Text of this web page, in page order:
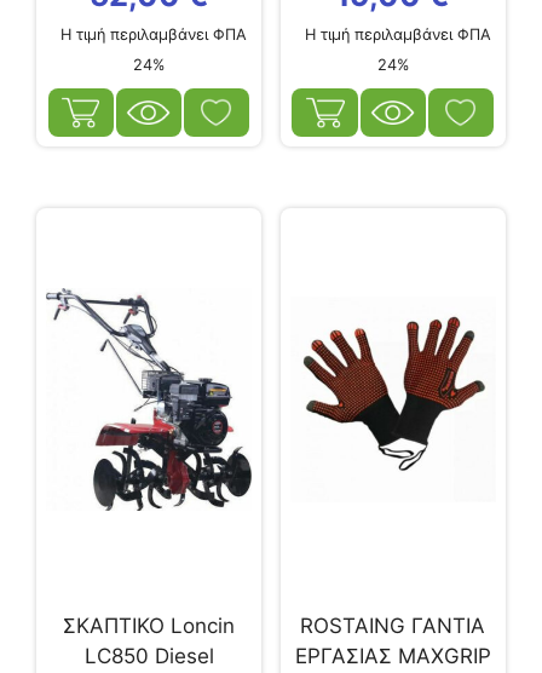
Η τιμή περιλαμβάνει ΦΠΑ
24%
Η τιμή περιλαμβάνει ΦΠΑ
24%
ΣΚΑΠΤΙΚΟ Loncin
LC850 Diesel
ROSTAING ΓΑΝΤΙΑ
ΕΡΓΑΣΙΑΣ MAXGRIP